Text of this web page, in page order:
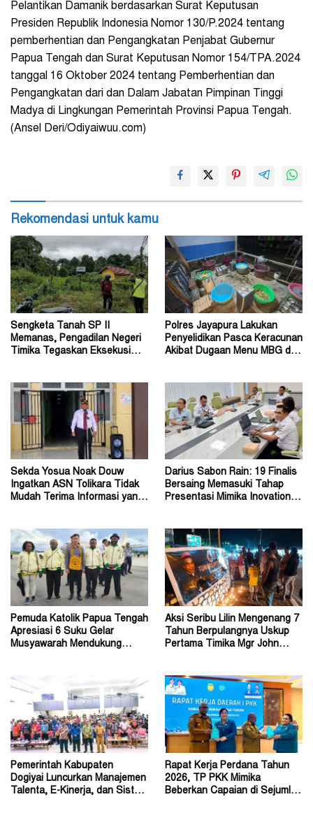
Pelantikan Damanik berdasarkan Surat Keputusan
Presiden Republik Indonesia Nomor 130/P.2024 tentang
pemberhentian dan Pengangkatan Penjabat Gubernur
Papua Tengah dan Surat Keputusan Nomor 154/TPA.2024
tanggal 16 Oktober 2024 tentang Pemberhentian dan
Pengangkatan dari dan Dalam Jabatan Pimpinan Tinggi
Madya di Lingkungan Pemerintah Provinsi Papua Tengah.
(Ansel Deri/Odiyaiwuu.com)
Rekomendasi untuk kamu
Sengketa Tanah SP II
Memanas, Pengadilan Negeri
Timika Tegaskan Eksekusi
Polres Jayapura Lakukan
Penyelidikan Pasca Keracunan
Akibat Dugaan Menu MBG di
Sekda Yosua Noak Douw
Ingatkan ASN Tolikara Tidak
Mudah Terima Informasi yang
Darius Sabon Rain: 19 Finalis
Bersaing Memasuki Tahap
Presentasi Mimika Inovation
Pemuda Katolik Papua Tengah
Apresiasi 6 Suku Gelar
Musyawarah Mendukung
Aksi Seribu Lilin Mengenang 7
Tahun Berpulangnya Uskup
Pertama Timika Mgr John
Pemerintah Kabupaten
Dogiyai Luncurkan Manajemen
Talenta, E-Kinerja, dan Sistem
Rapat Kerja Perdana Tahun
2026, TP PKK Mimika
Beberkan Capaian di Sejumlah